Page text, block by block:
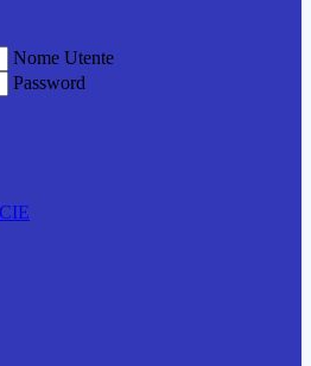
Nome Utente
Password